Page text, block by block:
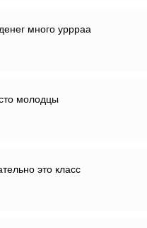
много уррраа
молодцы
это класс